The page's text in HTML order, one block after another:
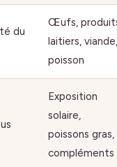
du
Œufs,
laitiers, viande,
poisson
Exposition
solaire,
poissons gras,
compléments